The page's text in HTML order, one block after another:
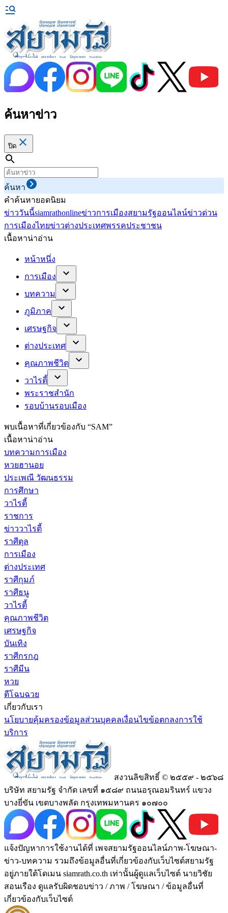
ค้นหาข่าว
ปิด
ค้นหา
คำค้นหายอดนิยม
ข่าววันนี้siamrathonlineข่าวการเมืองสยามรัฐออนไลน์ข่าวด่วน
การเมืองไทยข่าวต่างประเทศพรรคประชาชน
เนื้อหาน่าอ่าน
หน้าหนึ่ง
การเมือง
บทความ
ภูมิภาค
เศรษฐกิจ
ต่างประเทศ
คุณภาพชีวิต
วาไรตี้
พระราชสำนัก
รอบบ้านรอบเมือง
พบเนื้อหาที่เกี่ยวข้องกับ “SAM”
เนื้อหาน่าอ่าน
บทความการเมือง
หวยฮานอย
ประเพณี วัฒนธรรม
การศึกษา
วาไรตี้
ราชการ
ข่าววาไรตี้
ราศีตุล
การเมือง
ต่างประเทศ
ราศีกุมภ์
ราศีธนู
วาไรตี้
คุณภาพชีวิต
เศรษฐกิจ
บันเทิง
ราศีกรกฎ
ราศีมีน
หวย
ตีโฉบฉวย
เกี่ยวกับเรา
นโยบายคุ้มครองข้อมูลส่วนบุคคลเงื่อนไขข้อตกลงการใช้
บริการ
สงวนลิขสิทธิ์ © ๒๕๕๙ - ๒๕๖๘
บริษัท สยามรัฐ จำกัด เลขที่ ๑๕๘๙ ถนนอรุณอมรินทร์ แขวง
บางยี่ขัน เขตบางพลัด กรุงเทพมหานคร ๑๐๗๐๐
แจ้งปัญหาการใช้งานได้ที่ เพจสยามรัฐออนไลน์ภาพ-โฆษณา-
ข่าว-บทความ รวมถึงข้อมูลอื่นที่เกี่ยวข้องกับเว็บไซต์สยามรัฐ
อยู่ภายใต้โดเมน siamrath.co.th เท่านั้นผู้ดูแลเว็บไซต์ นายวิชัย
สอนเรือง ดูแลรับผิดชอบข่าว / ภาพ / โฆษณา / ข้อมูลอื่นที่
เกี่ยวข้องกับเว็บไซต์